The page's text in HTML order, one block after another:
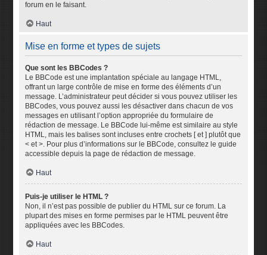
forum en le faisant.
Haut
Mise en forme et types de sujets
Que sont les BBCodes ?
Le BBCode est une implantation spéciale au langage HTML,
offrant un large contrôle de mise en forme des éléments d’un
message. L’administrateur peut décider si vous pouvez utiliser les
BBCodes, vous pouvez aussi les désactiver dans chacun de vos
messages en utilisant l’option appropriée du formulaire de
rédaction de message. Le BBCode lui-même est similaire au style
HTML, mais les balises sont incluses entre crochets [ et ] plutôt que
< et >. Pour plus d’informations sur le BBCode, consultez le guide
accessible depuis la page de rédaction de message.
Haut
Puis-je utiliser le HTML ?
Non, il n’est pas possible de publier du HTML sur ce forum. La
plupart des mises en forme permises par le HTML peuvent être
appliquées avec les BBCodes.
Haut